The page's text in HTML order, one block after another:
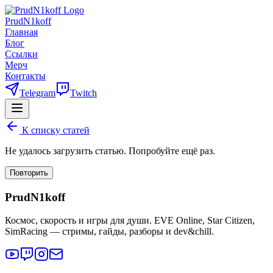
PrudN1koff
Главная
Блог
Ссылки
Мерч
Контакты
Telegram
Twitch
К списку статей
Не удалось загрузить статью. Попробуйте ещё раз.
Повторить
PrudN1koff
Космос, скорость и игры для души. EVE Online, Star Citizen,
SimRacing — стримы, гайды, разборы и dev&chill.